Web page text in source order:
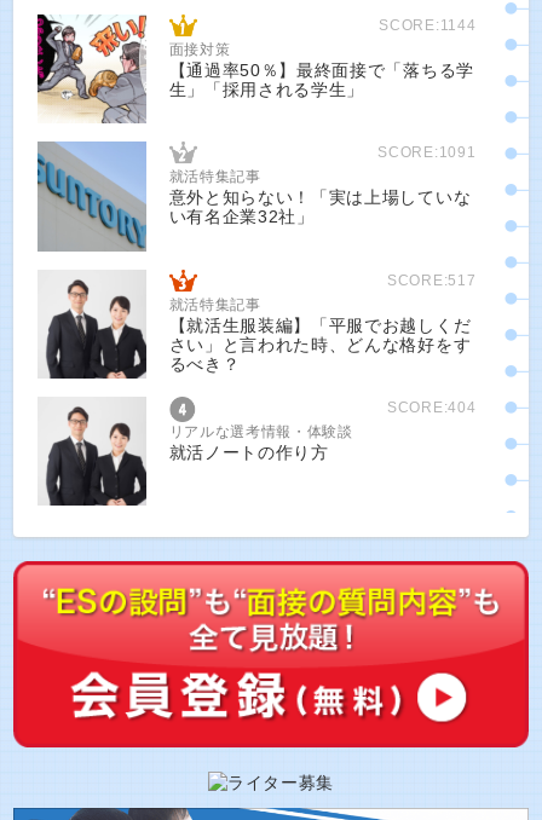
SCORE:1144
面接対策
【通過率50％】最終面接で「落ちる学
生」「採用される学生」
SCORE:1091
就活特集記事
意外と知らない！「実は上場していな
い有名企業32社」
SCORE:517
就活特集記事
【就活生服装編】「平服でお越しくだ
さい」と言われた時、どんな格好をす
るべき？
SCORE:404
リアルな選考情報・体験談
就活ノートの作り方